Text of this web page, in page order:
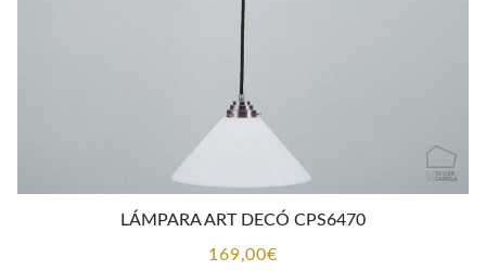
LÁMPARA ART DECÓ CPS6470
169,00€